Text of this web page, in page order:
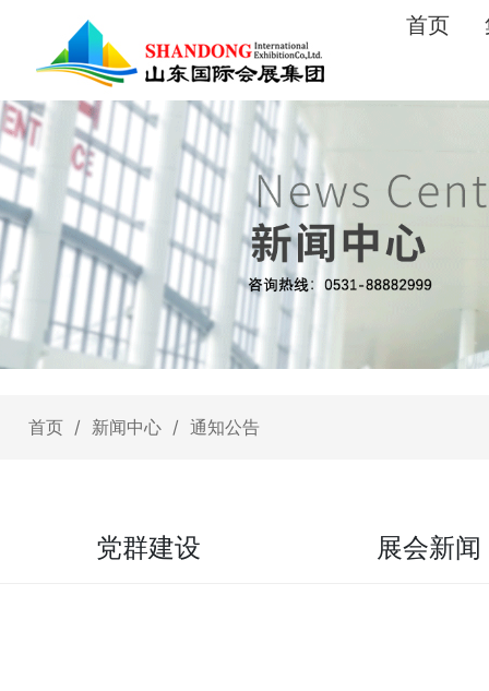
首页
首页 / 新闻中心 / 通知公告
党群建设 展会新闻